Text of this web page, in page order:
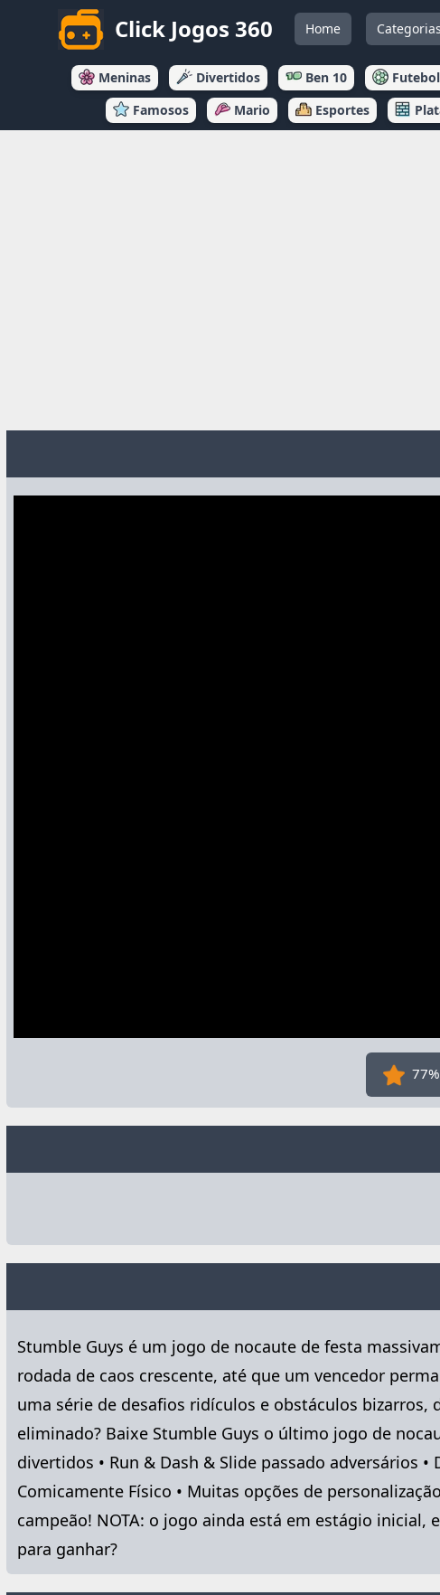
Click Jogos 360 Home Categorias
Meninas Divertidos Ben 10 Futebol
Famosos
Mario Esportes
77%
Stumble Guys é um jogo de nocaute de festa
rodada de caos crescente, até que um vencedor
uma série de desafios ridículos e obstáculos
eliminado? Baixe Stumble Guys o último jogo de
divertidos • Run & Dash & Slide passado adversários
Comicamente Físico • Muitas opções de
campeão! NOTA: o jogo ainda está em estágio
para ganhar?